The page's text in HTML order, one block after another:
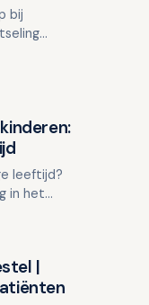
bij
leeftijd?
in het
|